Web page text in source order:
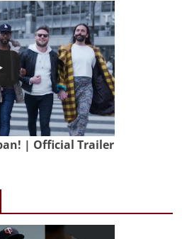
| Official Trailer